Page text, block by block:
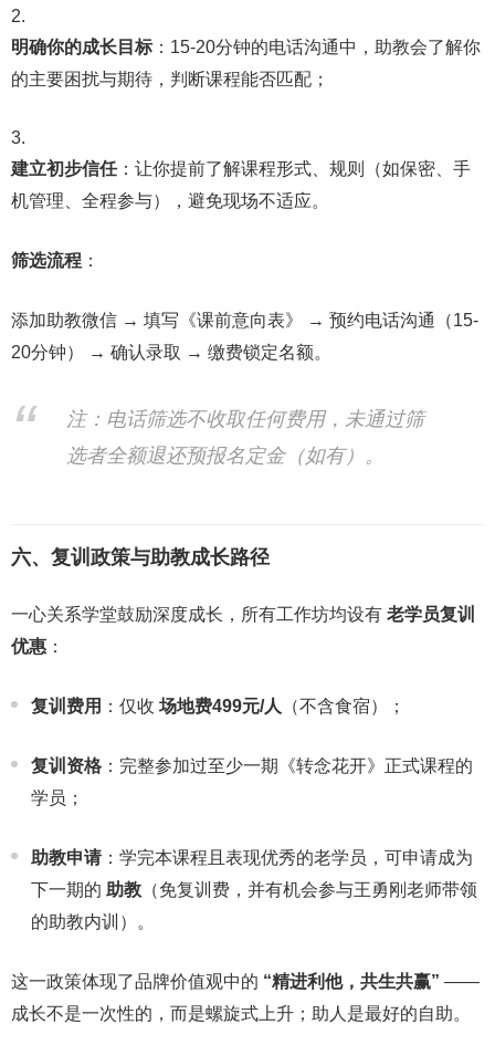
明确你的成长目标：15-20分钟的电话沟通中，助教会了解你
的主要困扰与期待，判断课程能否匹配；
建立初步信任：让你提前了解课程形式、规则（如保密、手
机管理、全程参与），避免现场不适应。
筛选流程 ：
添加助教微信 → 填写《课前意向表》 → 预约电话沟通（15-
20分钟） → 确认录取 → 缴费锁定名额。
注：电话筛选不收取任何费用，未通过筛
选者全额退还预报名定金（如有）。
六、复训政策与助教成长路径
一心关系学堂鼓励深度成长，所有工作坊均设有 老学员复训
优惠 ：
复训费用 ：仅收 场地费499元/人 （不含食宿）；
复训资格 ：完整参加过至少一期《转念花开》正式课程的
学员；
助教申请：学完本课程且表现优秀的老学员，可申请成为
下一期的 助教 （免复训费，并有机会参与王勇刚老师带领
的助教内训）。
这一政策体现了品牌价值观中的 “精进利他，共生共赢” ——
成长不是一次性的，而是螺旋式上升；助人是最好的自助。